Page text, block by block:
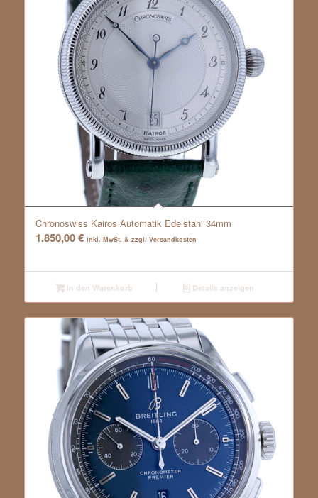
Chronoswiss Kairos Automatik Edelstahl 34mm
1.850,00€ inkl. MwSt. & zzgl. Versandkosten
In den Warenkorb Details anzeigen